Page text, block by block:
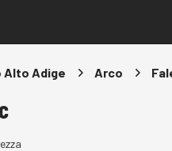
Alto Adige Arco